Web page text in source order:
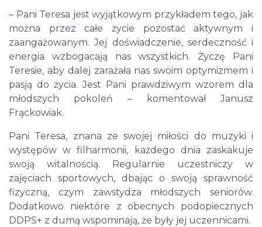
– Pani Teresa jest wyjątkowym przykładem tego, jak
można przez całe życie pozostać aktywnym i
zaangażowanym. Jej doświadczenie, serdeczność i
energia wzbogacają nas wszystkich. Życzę Pani
Teresie, aby dalej zarażała nas swoim optymizmem i
pasją do życia. Jest Pani prawdziwym wzorem dla
młodszych pokoleń – komentował Janusz
Frąckowiak.
Pani Teresa, znana ze swojej miłości do muzyki i
występów w filharmonii, każdego dnia zaskakuje
swoją witalnością. Regularnie uczestniczy w
zajęciach sportowych, dbając o swoją sprawność
fizyczną, czym zawstydza młodszych seniorów.
Dodatkowo niektóre z obecnych podopiecznych
DDPS+ z dumą wspominają, że były jej uczennicami.